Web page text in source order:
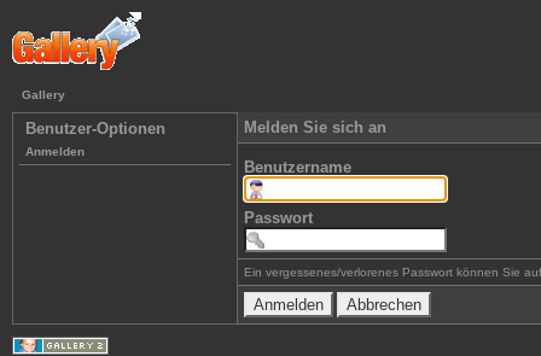
Gallery
Benutzer-Optionen
Anmelden
Melden Sie sich an
Benutzername
Passwort
Ein vergessenes/verlorenes Passwort können Sie